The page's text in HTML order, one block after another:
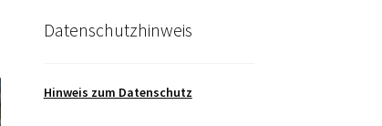
Datenschutzhinweis
Hinweis zum Datenschutz